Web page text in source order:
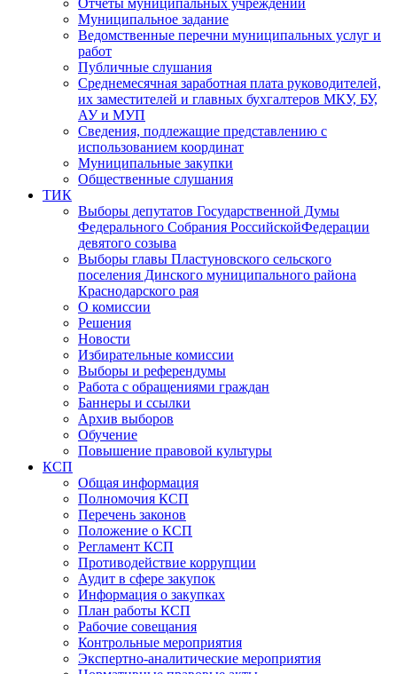
Отчеты муниципальных учреждений
Муниципальное задание
Ведомственные перечни муниципальных услуг и
работ
Публичные слушания
Среднемесячная заработная плата руководителей,
их заместителей и главных бухгалтеров МКУ, БУ,
АУ и МУП
Сведения, подлежащие представлению с
использованием координат
Муниципальные закупки
Общественные слушания
ТИК
Выборы депутатов Государственной Думы
Федерального Собрания РоссийскойФедерации
девятого созыва
Выборы главы Пластуновского сельского
поселения Динского муниципального района
Краснодарского рая
О комиссии
Решения
Новости
Избирательные комиссии
Выборы и референдумы
Работа с обращениями граждан
Баннеры и ссылки
Архив выборов
Обучение
Повышение правовой культуры
КСП
Общая информация
Полномочия КСП
Перечень законов
Положение о КСП
Регламент КСП
Противодействие коррупции
Аудит в сфере закупок
Информация о закупках
План работы КСП
Рабочие совещания
Контрольные мероприятия
Экспертно-аналитические мероприятия